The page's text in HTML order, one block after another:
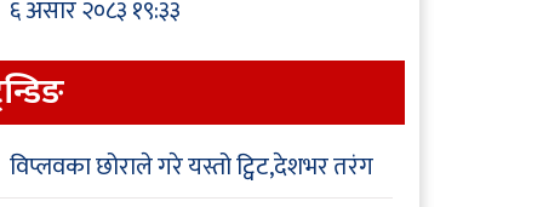
६ असार २०८३ १९:३३
विप्लवका छोराले गरे यस्तो ट्विट,देशभर तरंग